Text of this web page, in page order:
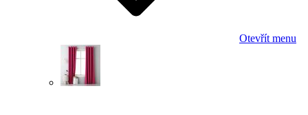
Otevřít menu